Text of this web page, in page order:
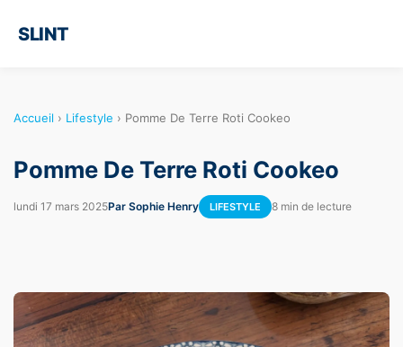
SLINT
Accueil › Lifestyle › Pomme De Terre Roti Cookeo
Pomme De Terre Roti Cookeo
lundi 17 mars 2025Par Sophie Henry LIFESTYLE 8 min de lecture